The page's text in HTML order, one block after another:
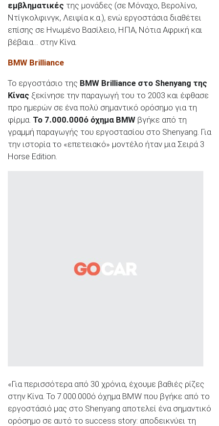
ΑΝΑΖΗΤΗΣΗ
Επιχειρήσεις
εμβληματικές της μονάδες (σε Μόναχο, Βερολίνο,
Ντίγκολφινγκ, Λειψία κ.α.), ενώ εργοστάσια διαθέτει
επίσης σε Ηνωμένο Βασίλειο, ΗΠΑ, Νότια Αφρική και
βέβαια… στην Κίνα.
BMW Brilliance
Το εργοστάσιο της BMW Brilliance στο Shenyang της
Κίνας ξεκίνησε την παραγωγή του το 2003 και έφθασε
προ ημερών σε ένα πολύ σημαντικό ορόσημο για τη
φίρμα. Το 7.000.000ό όχημα BMW βγήκε από τη
γραμμή παραγωγής του εργοστασίου στο Shenyang. Για
την ιστορία το «επετειακό» μοντέλο ήταν μια Σειρά 3
Horse Edition.
«Για περισσότερα από 30 χρόνια, έχουμε βαθιές ρίζες
στην Κίνα. Το 7.000.000ό όχημα BMW που βγήκε από το
εργοστάσιό μας στο Shenyang αποτελεί ένα σημαντικό
ορόσημο σε αυτό το success story: αποδεικνύει τη